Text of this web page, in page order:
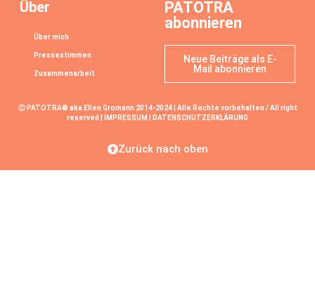
Über
Über mich
Pressestimmen
Zusammenarbeit
PATOTRA
abonnieren
Neue Beiträge als E-
Mail abonnieren
Ⓒ PATOTRA® aka Ellen Gromann 2014-2024 | Alle Rechte vorbehalten / All right
reserved |
IMPRESSUM DATENSCHUTZERKLÄRUNG
Zurück nach oben